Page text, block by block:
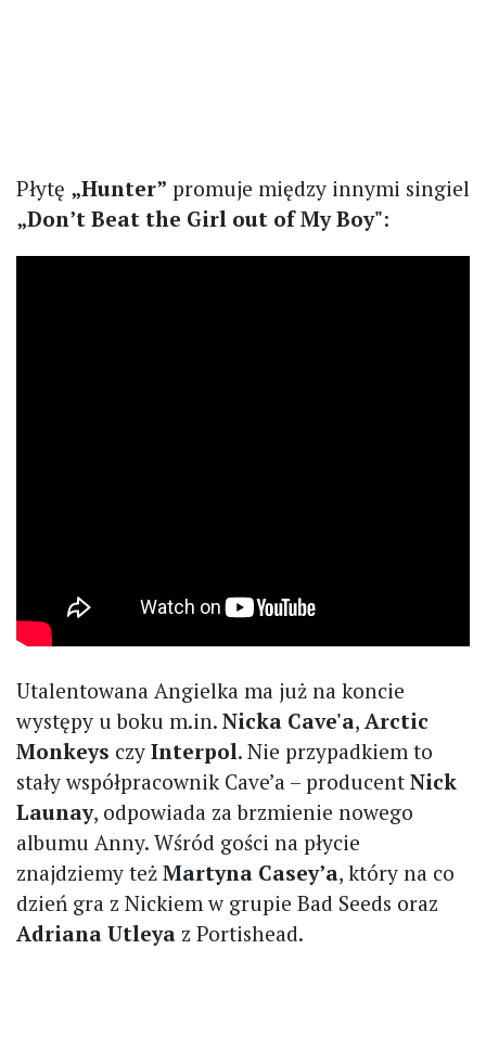
Płytę „Hunter” promuje między innymi singiel
„Don’t Beat the Girl out of My Boy":
Utalentowana Angielka ma już na koncie
występy u boku m.in. Nicka Cave'a, Arctic
Monkeys czy Interpol. Nie przypadkiem to
stały współpracownik Cave’a – producent Nick
Launay, odpowiada za brzmienie nowego
albumu Anny. Wśród gości na płycie
znajdziemy też Martyna Casey’a, który na co
dzień gra z Nickiem w grupie Bad Seeds oraz
Adriana Utleya z Portishead.